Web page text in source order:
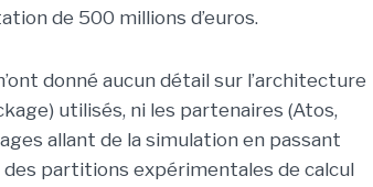
de 500 millions d’euros.
donné aucun détail sur l’architecture
utilisés, ni les partenaires (Atos,
allant de la simulation en passant
des partitions expérimentales de calcul